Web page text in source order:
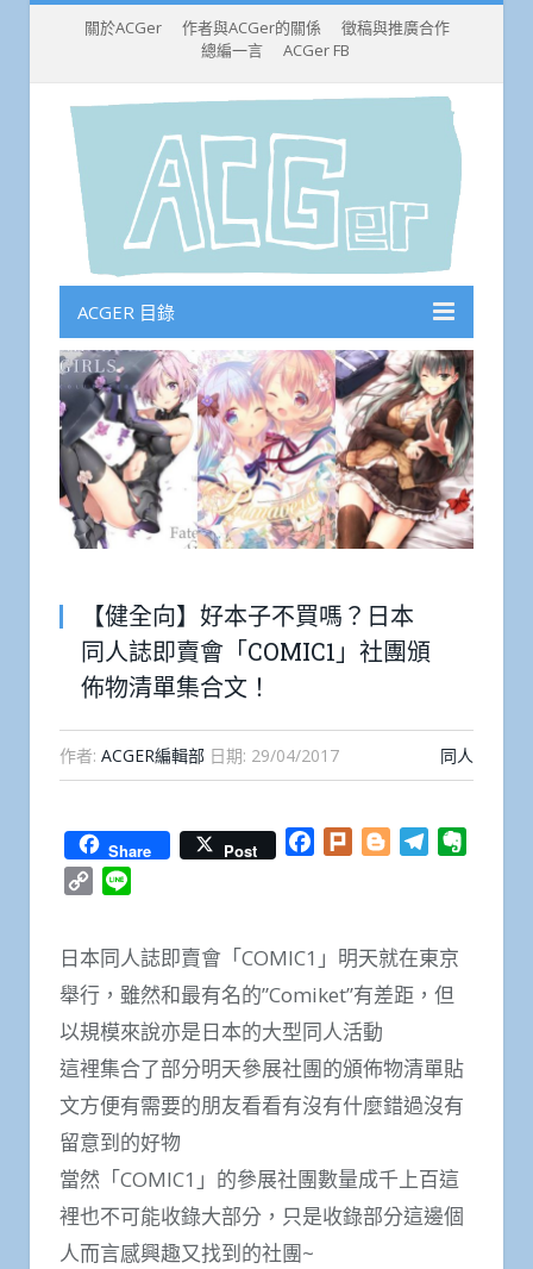
關於ACGer 作者與ACGer的關係
徵稿與推廣合作
總編一言
ACGer FB
ACGER 目錄
【健全向】好本子不買嗎？日本
同人誌即賣會「COMIC1」社團頒
佈物清單集合文！
作者: ACGER編輯部 日期: 29/04/2017 同人
Share Post Facebook
Plurk BloggerTelegram
Copy
日本同人誌即賣會「COMIC1」明天就在東京
舉行，雖然和最有名的”Comiket”有差距，但
以規模來說亦是日本的大型同人活動
這裡集合了部分明天參展社團的頒佈物清單貼
文方便有需要的朋友看看有沒有什麼錯過沒有
留意到的好物
當然「COMIC1」的參展社團數量成千上百這
裡也不可能收錄大部分，只是收錄部分這邊個
人而言感興趣又找到的社團~